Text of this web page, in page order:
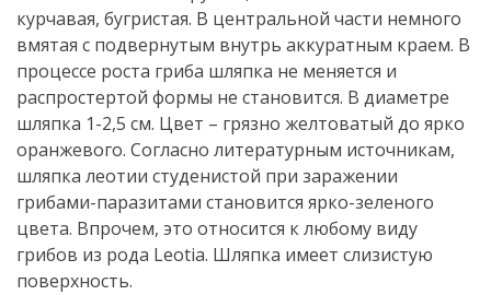
курчавая, бугристая. В центральной части немного
вмятая с подвернутым внутрь аккуратным краем. В
процессе роста гриба шляпка не меняется и
распростертой формы не становится. В диаметре
шляпка 1-2,5 см. Цвет – грязно желтоватый до ярко
оранжевого. Согласно литературным источникам,
шляпка леотии студенистой при заражении
грибами-паразитами становится ярко-зеленого
цвета. Впрочем, это относится к любому виду
грибов из рода Leotia. Шляпка имеет слизистую
поверхность.